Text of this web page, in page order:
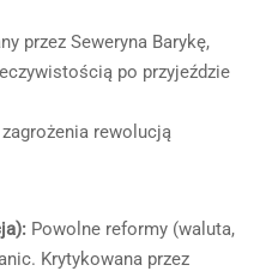
przez Seweryna Barykę,
po przyjeździe
rewolucją
Powolne reformy (waluta,
Krytykowana przez